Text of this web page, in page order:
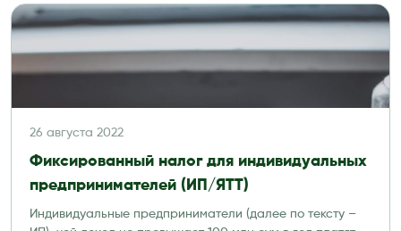
26 августа 2022
Фиксированный налог для индивидуальных
предпринимателей (ИП/ЯТТ)
Индивидуальные предприниматели (далее по тексту –